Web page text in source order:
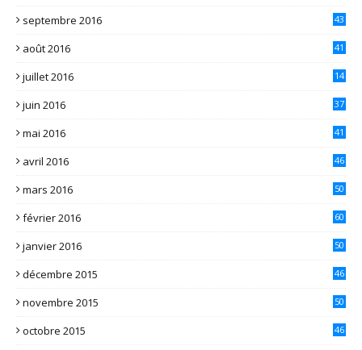
septembre 2016 43
août 2016 41
juillet 2016 14
juin 2016 37
mai 2016 41
avril 2016 46
mars 2016 50
février 2016 60
janvier 2016 50
décembre 2015 46
novembre 2015 50
octobre 2015 46